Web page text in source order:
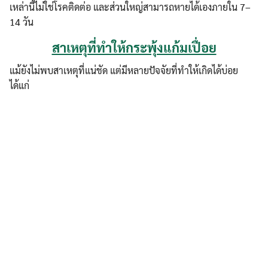
เหล่านี้ไม่ใช่โรคติดต่อ และส่วนใหญ่สามารถหายได้เองภายใน 7–
14 วัน
สาเหตุที่ทำให้กระพุ้งแก้มเปื่อย
แม้ยังไม่พบสาเหตุที่แน่ชัด แต่มีหลายปัจจัยที่ทำให้เกิดได้บ่อย
ได้แก่